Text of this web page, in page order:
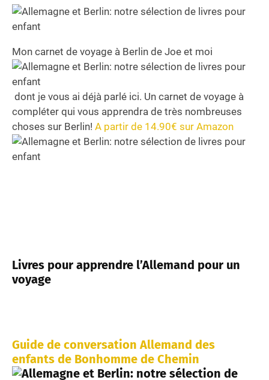
Mon carnet de voyage à Berlin de Joe et moi
dont je vous ai déjà parlé ici. Un carnet de voyage à
compléter qui vous apprendra de très nombreuses
choses sur Berlin! A partir de 14.90€ sur Amazon
Livres pour apprendre l’Allemand pour un
voyage
Guide de conversation Allemand des
enfants de Bonhomme de Chemin